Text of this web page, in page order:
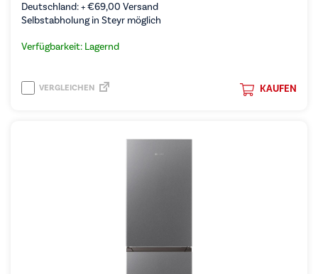
Deutschland: +€69,00 Versand
Selbstabholung in Steyr möglich
Verfügbarkeit: Lagernd
KAUFEN
VERGLEICHEN